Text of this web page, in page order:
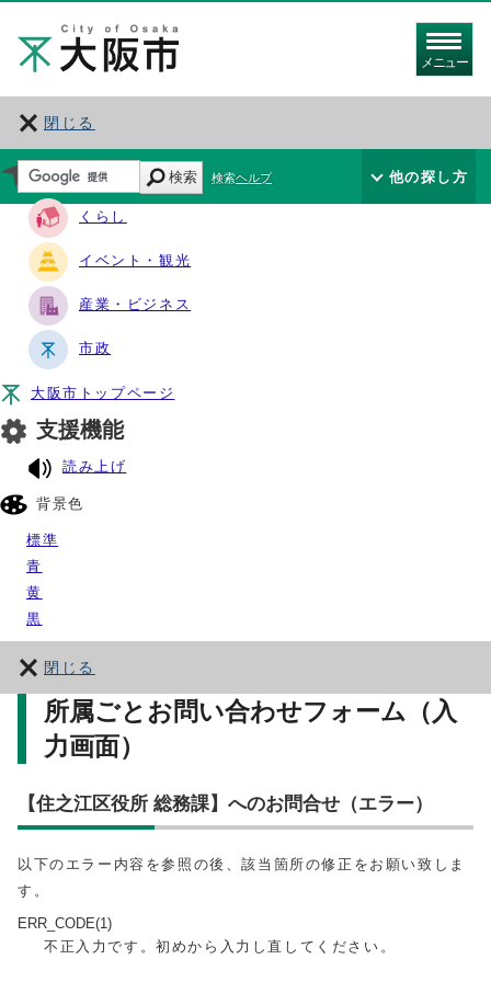
メニュー
閉じる
サイト・ナビ
くらし
イベント・観光
産業・ビジネス
市政
大阪市トップページ
支援機能
読み上げ
背景色
標準
青
黄
黒
閉じる
検索 検索ヘルプ 他の探し方
所属ごとお問い合わせフォーム（入
力画面）
【住之江区役所 総務課】へのお問合せ（エラー）
以下のエラー内容を参照の後、該当箇所の修正をお願い致しま
す。
ERR_CODE(1)
不正入力です。初めから入力し直してください。